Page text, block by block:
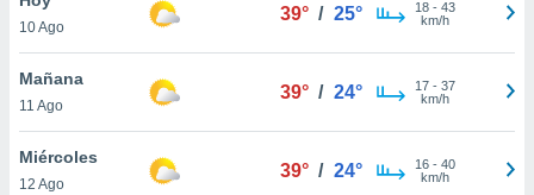
y
en
más
10 Ago
39° / 25° 18- 43
km/h
Mañana
11 Ago
39° / 24° 17- 37
km/h
Miércoles
12 Ago
39° / 24° 16- 40
km/h